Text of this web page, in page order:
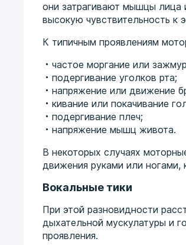
они затрагивают мышцы лица
высокую чувствительность к
К типичным проявлениям
частое моргание или
подергивание уголков рта;
напряжение или движение
кивание или покачивание
подергивание плеч;
напряжение мышц живота.
В некоторых случаях
движения руками или ногами,
Вокальные тики
При этой разновидности
дыхательной мускулатуры и
проявления.